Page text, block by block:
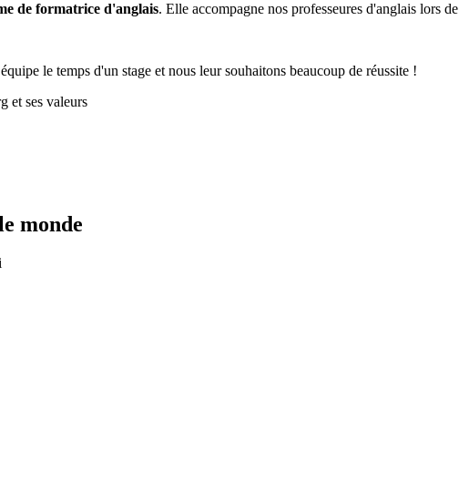
de formatrice d'anglais. Elle accompagne nos professeures d'anglais lors
le temps d'un stage et nous leur souhaitons beaucoup de réussite !
et ses valeurs
monde